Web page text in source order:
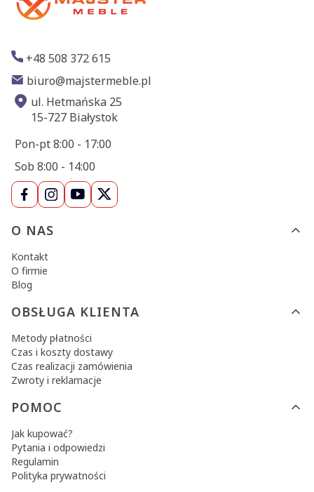
+48 508 372 615
biuro@majstermeble.pl
ul. Hetmańska 25
15-727 Białystok
Pon-pt 8:00 - 17:00
Sob 8:00 - 14:00
Linki w stopce
O NAS
Kontakt
O firmie
Blog
OBSŁUGA KLIENTA
Metody płatności
Czas i koszty dostawy
Czas realizacji zamówienia
Zwroty i reklamacje
POMOC
Jak kupować?
Pytania i odpowiedzi
Regulamin
Polityka prywatności